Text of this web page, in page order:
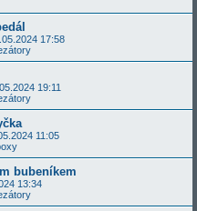
17:58
19:11
11:05
bubeníkem
13:34